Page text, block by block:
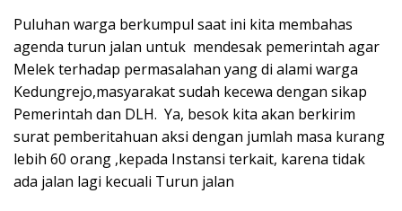
Puluhan warga berkumpul saat ini kita membahas
agenda turun jalan untuk mendesak pemerintah agar
Melek terhadap permasalahan yang di alami warga
Kedungrejo,masyarakat sudah kecewa dengan sikap
Pemerintah dan DLH. Ya, besok kita akan berkirim
surat pemberitahuan aksi dengan jumlah masa kurang
lebih 60 orang ,kepada Instansi terkait, karena tidak
ada jalan lagi kecuali Turun jalan